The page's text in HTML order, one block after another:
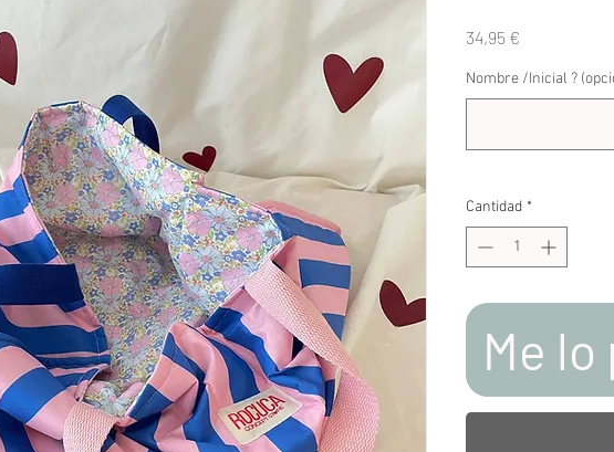
34,95 €
Nombre /Inicial ?
Cantidad *
Me lo